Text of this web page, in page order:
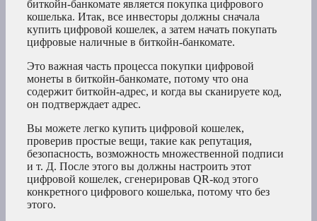
биткойн-банкомате является покупка цифрового
кошелька. Итак, все инвесторы должны сначала
купить цифровой кошелек, а затем начать покупать
цифровые наличные в биткойн-банкомате.
Это важная часть процесса покупки цифровой
монеты в биткойн-банкомате, потому что она
содержит биткойн-адрес, и когда вы сканируете код,
он подтверждает адрес.
Вы можете легко купить цифровой кошелек,
проверив простые вещи, такие как репутация,
безопасность, возможность множественной подписи
и т. Д. После этого вы должны настроить этот
цифровой кошелек, сгенерировав QR-код этого
конкретного цифрового кошелька, потому что без
этого.